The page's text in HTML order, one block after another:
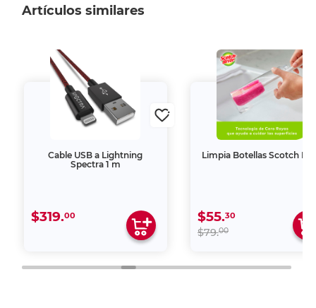
Artículos similares
Cable USB a Lightning
Spectra 1 m
$319.00
Limpia Botellas Scotch
$55.30
$79.00